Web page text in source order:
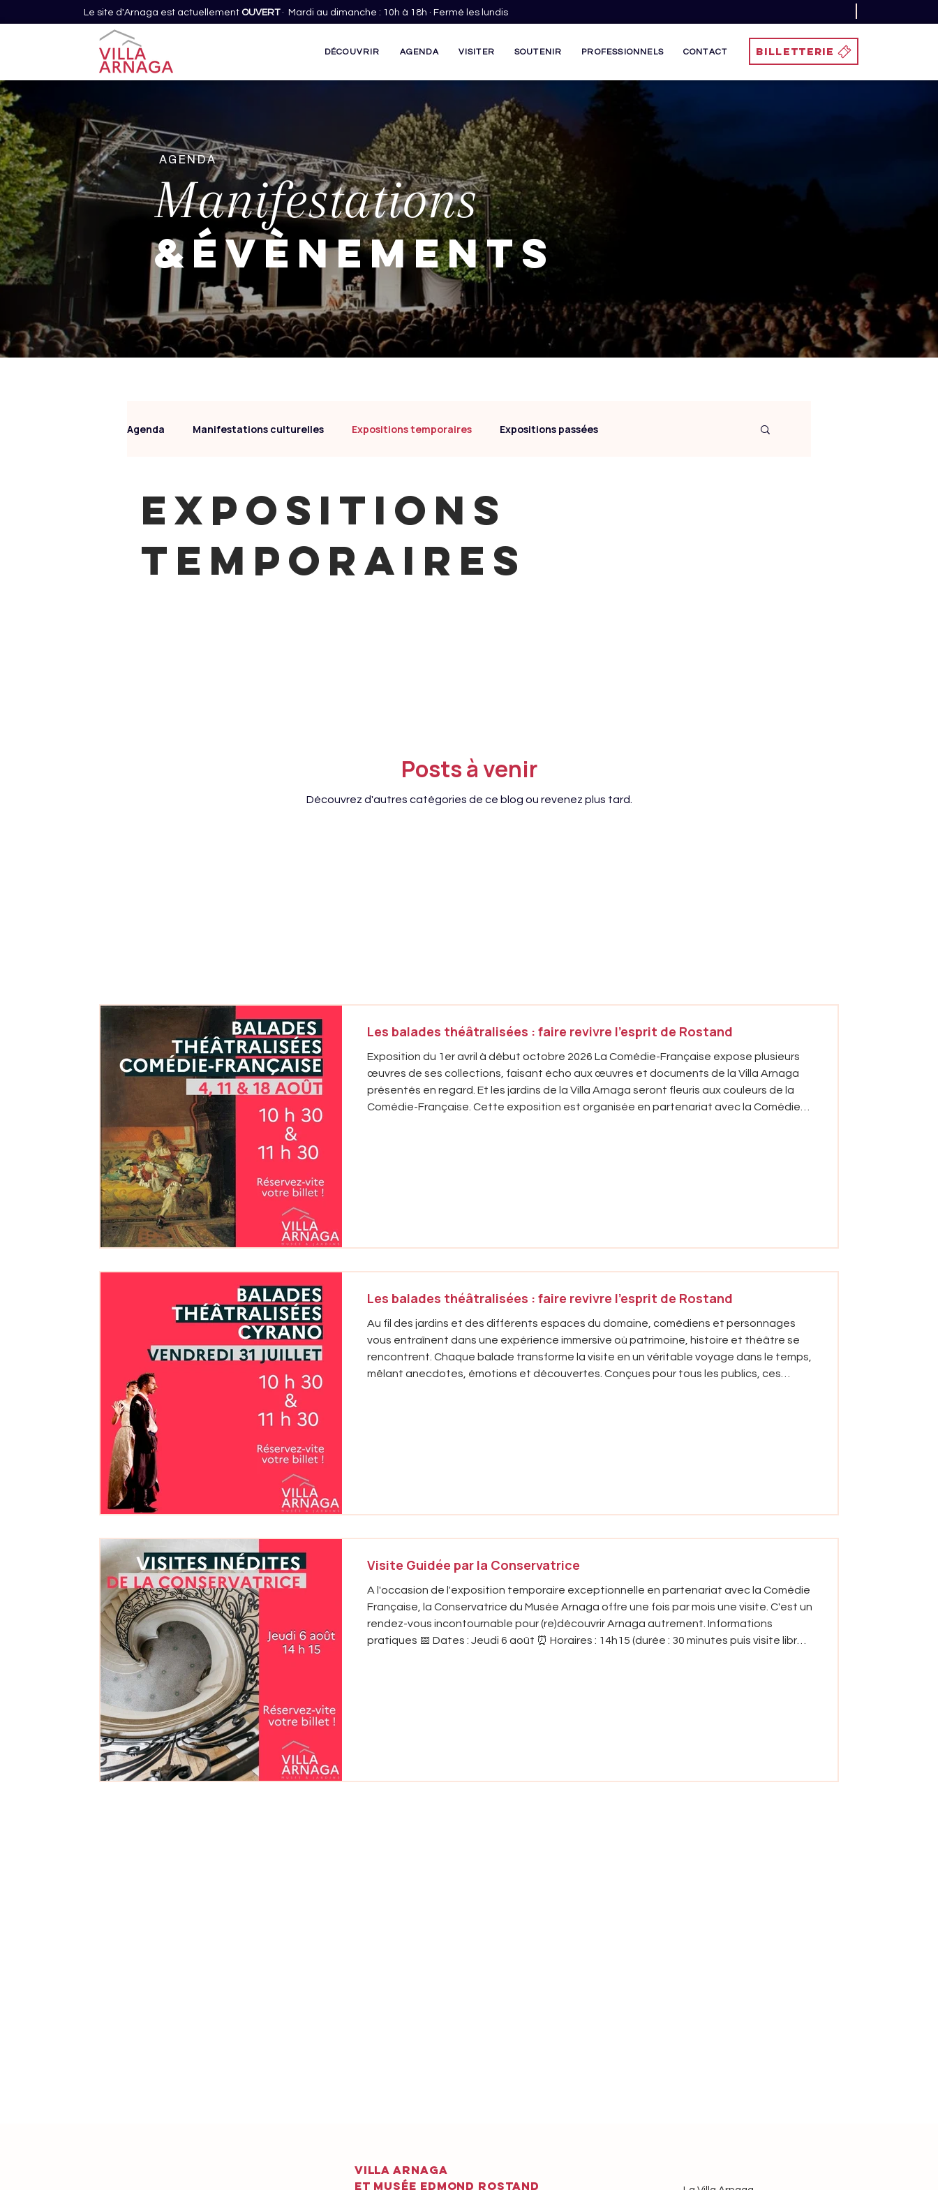
Le site d'Arnaga est actuellement OUVERT· Mardi au dimanche : 10h à 18h · Fermé les lundis
DÉCOUVRIR AGENDA VISITER SOUTENIR PROFESSIONNELS CONTACT BILLETTERIE
AGENDA
Manifestations
&évènements
Agenda Manifestations culturelles Expositions temporaires Expositions passées
Expositions
temporaires
Posts à venir
Découvrez d'autres catégories de ce blog ou revenez plus tard.
Les balades théâtralisées : faire revivre l’esprit de Rostand
Exposition du 1er avril à début octobre 2026 La Comédie-Française expose plusieurs
œuvres de ses collections, faisant écho aux œuvres et documents de la Villa Arnaga
présentés en regard. Et les jardins de la Villa Arnaga seront fleuris aux couleurs de la
Comédie-Française. Cette exposition est organisée en partenariat avec la Comédie-
Les balades théâtralisées : faire revivre l’esprit de Rostand
Au fil des jardins et des différents espaces du domaine, comédiens et personnages
vous entraînent dans une expérience immersive où patrimoine, histoire et théâtre se
rencontrent. Chaque balade transforme la visite en un véritable voyage dans le temps,
mêlant anecdotes, émotions et découvertes. Conçues pour tous les publics, ces
Visite Guidée par la Conservatrice
A l'occasion de l'exposition temporaire exceptionnelle en partenariat avec la Comédie
Française, la Conservatrice du Musée Arnaga offre une fois par mois une visite. C'est un
rendez-vous incontournable pour (re)découvrir Arnaga autrement. Informations
pratiques 📅 Dates : Jeudi 6 août ⏰ Horaires : 14h15 (durée : 30 minutes puis visite libre
VILLA ARNAGA
ET MUSÉE EDMOND ROSTAND